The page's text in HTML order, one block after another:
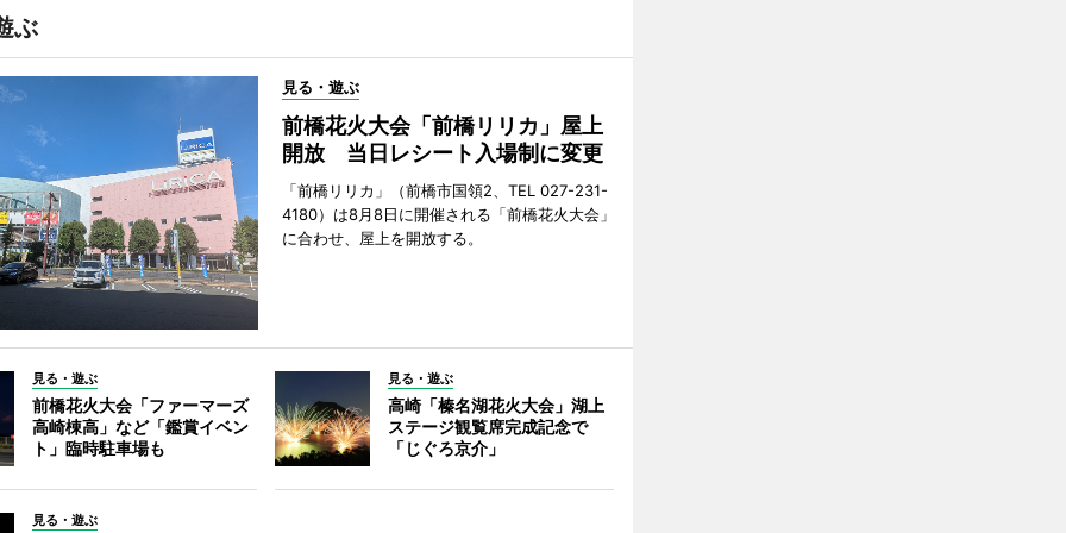
ぶ
見る・遊ぶ
前橋花火大会「前橋リリカ」屋上
開放 当日レシート入場制に変更
「前橋リリカ」（前橋市国領2、TEL 027-231-
4180）は8月8日に開催される「前橋花火大会」
に合わせ、屋上を開放する。
見る・遊ぶ
前橋花火大会「ファーマーズ
高崎棟高」など「鑑賞イベン
ト」臨時駐車場も
見る・遊ぶ
高崎「榛名湖花火大会」湖上
ステージ観覧席完成記念で
「じぐろ京介」
見る・遊ぶ